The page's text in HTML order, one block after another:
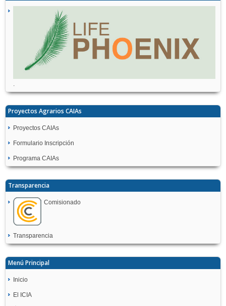
.
Proyectos Agrarios CAIAs
Proyectos CAIAs
Formulario Inscripción
Programa CAIAs
Transparencia
Comisionado
Transparencia
Menú Principal
Inicio
El ICIA